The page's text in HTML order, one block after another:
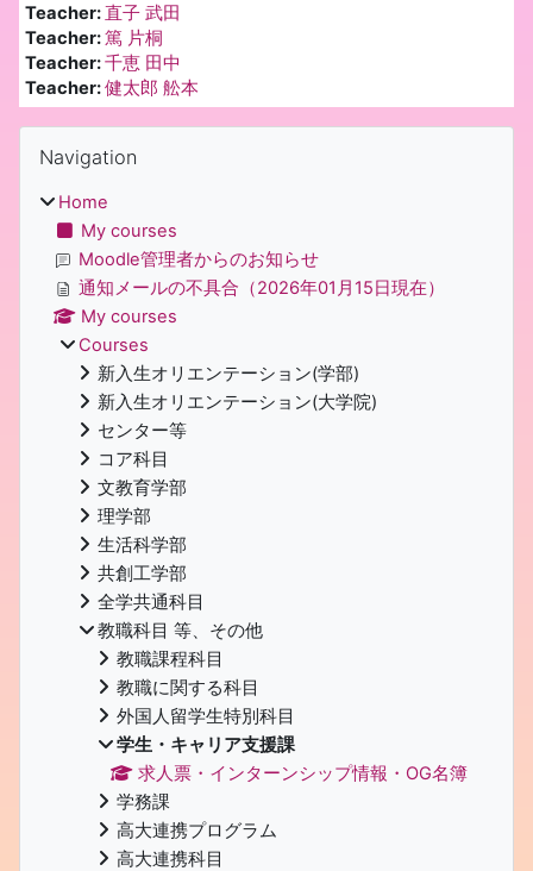
Teacher:直子 武田
Teacher:篤 片桐
Teacher:千恵 田中
Teacher:健太郎 舩本
Blocks
Navigation
Home
My courses
Moodle管理者からのお知らせ
通知メールの不具合（2026年01月15日現在）
My courses
Courses
新入生オリエンテーション(学部)
新入生オリエンテーション(大学院)
センター等
コア科目
文教育学部
理学部
生活科学部
共創工学部
全学共通科目
教職科目 等、その他
教職課程科目
教職に関する科目
外国人留学生特別科目
学生・キャリア支援課
求人票・インターンシップ情報・OG名簿
学務課
高大連携プログラム
高大連携科目